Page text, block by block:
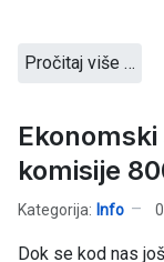
Pročitaj više …
komisije
Kategorija: Info
Dok se kod nas